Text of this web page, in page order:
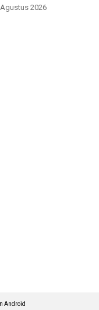
2026
Android